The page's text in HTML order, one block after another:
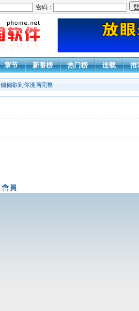
密码：
章节 新番榜 热门榜 连载 推
偏偏欲到你漫画完整
會員